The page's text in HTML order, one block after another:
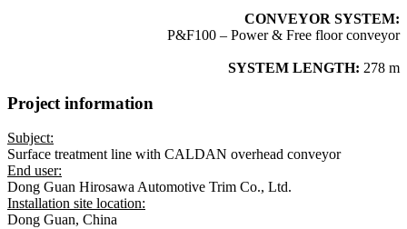
CONVEYOR SYSTEM:
P&F100 – Power & Free floor conveyor
SYSTEM LENGTH: 278 m
Project information
Subject:
Surface treatment line with CALDAN overhead conveyor
End user:
Dong Guan Hirosawa Automotive Trim Co., Ltd.
Installation site location:
Dong Guan, China